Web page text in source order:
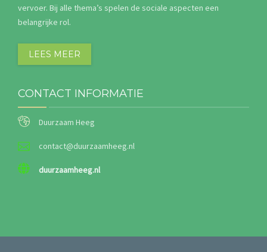
vervoer. Bij alle thema’s spelen de sociale aspecten een
belangrijke rol.
LEES MEER
CONTACT INFORMATIE
Duurzaam Heeg
contact@duurzaamheeg.nl
duurzaamheeg.nl